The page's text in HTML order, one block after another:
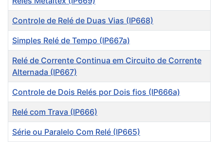
Controle de Relé de Duas Vias (IP668)
Simples Relé de Tempo (IP667a)
Relé de Corrente Continua em Circuito de Corrente
Alternada (IP667)
Controle de Dois Relés por Dois fios (IP666a)
Relé com Trava (IP666)
Série ou Paralelo Com Relé (IP665)